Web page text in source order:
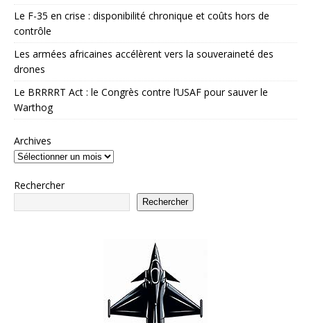
Le F-35 en crise : disponibilité chronique et coûts hors de
contrôle
Les armées africaines accélèrent vers la souveraineté des
drones
Le BRRRRT Act : le Congrès contre l’USAF pour sauver le
Warthog
Archives
Rechercher
Rechercher